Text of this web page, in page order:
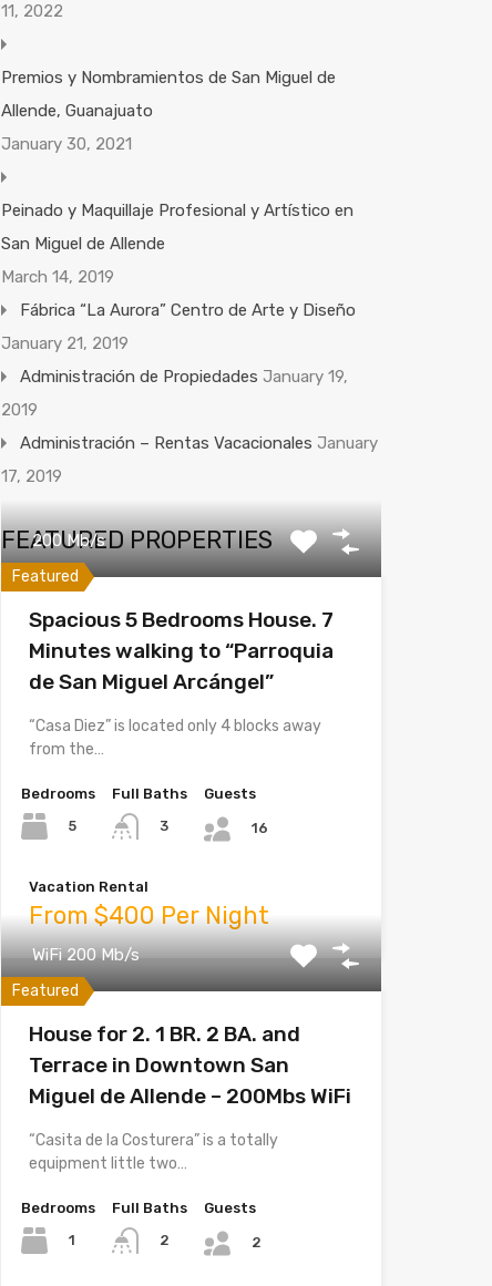
11, 2022
Premios y Nombramientos de San Miguel de
Allende, Guanajuato
January 30, 2021
Peinado y Maquillaje Profesional y Artístico en
San Miguel de Allende
March 14, 2019
Fábrica “La Aurora” Centro de Arte y Diseño
January 21, 2019
Administración de Propiedades January 19,
2019
Administración – Rentas Vacacionales January
17, 2019
FEATURED PROPERTIES
Featured
200 Mb/s
Spacious 5 Bedrooms House. 7
Minutes walking to “Parroquia
de San Miguel Arcángel”
“Casa Diez” is located only 4 blocks away
from the…
Bedrooms
5
Full Baths
3
Guests
16
Vacation Rental
From $400 Per Night
Featured
WiFi 200 Mb/s
House for 2. 1 BR. 2 BA. and
Terrace in Downtown San
Miguel de Allende – 200Mbs WiFi
“Casita de la Costurera” is a totally
equipment little two…
Bedrooms
1
Full Baths
2
Guests
2